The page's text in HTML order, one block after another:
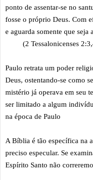
ponto de assentar-se no
fosse o próprio Deus. Com
e aguarda somente que seja
(2 Tessalonicenses
Paulo retrata um poder
Deus, ostentando-se como
mistério já operava em seu
ser limitado a algum
na época de Paulo
A Bíblia é tão específica na
preciso especular. Se
Espírito Santo não